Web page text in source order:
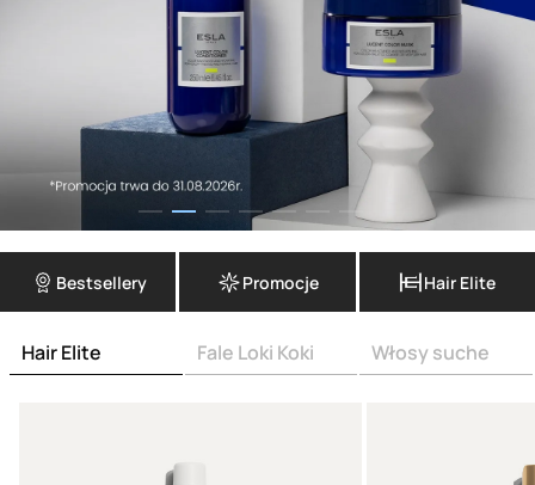
Bestsellery Promocje Hair Elite
Hair Elite Fale Loki Koki Włosy suche